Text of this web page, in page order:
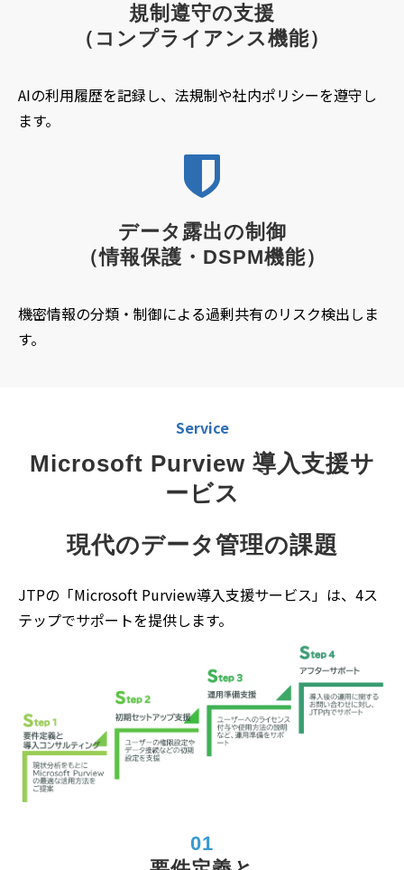
規制遵守の支援
（コンプライアンス機能）
AIの利用履歴を記録し、法規制や社内ポリシーを遵守し
ます。
データ露出の制御
（情報保護・DSPM機能）
機密情報の分類・制御による過剰共有のリスク検出しま
す。
Service
Microsoft Purview 導入支援サ
ービス
現代のデータ管理の課題
JTPの「Microsoft Purview導入支援サービス」は、4ス
テップでサポートを提供します。
01